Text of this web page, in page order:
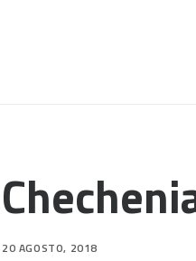
20 AGOSTO, 2018